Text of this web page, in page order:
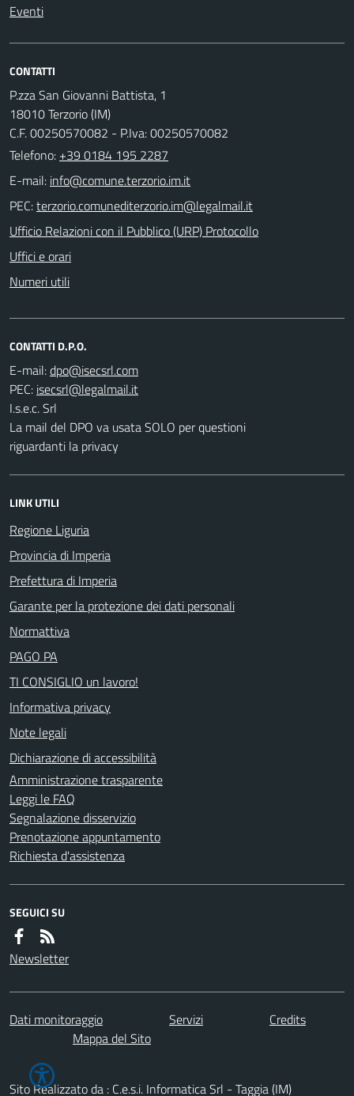
Eventi
CONTATTI
P.zza San Giovanni Battista, 1
18010 Terzorio (IM)
C.F. 00250570082 - P.Iva: 00250570082
Telefono: +39 0184 195 2287
E-mail:
PEC:
Ufficio Relazioni con il Pubblico (URP) Protocollo
Uffici e orari
Numeri utili
CONTATTI D.P.O.
E-mail:
PEC:
I.s.e.c. Srl
La mail del DPO va usata SOLO per questioni
riguardanti la privacy
LINK UTILI
Regione Liguria
Provincia di Imperia
Prefettura di Imperia
Garante per la protezione dei dati personali
Normattiva
PAGO PA
TI CONSIGLIO un lavoro!
Informativa privacy
Note legali
Dichiarazione di accessibilità
Amministrazione trasparente
Leggi le FAQ
Segnalazione disservizio
Prenotazione appuntamento
Richiesta d'assistenza
SEGUICI SU
Newsletter
Dati monitoraggio Servizi
Credits
Mappa del Sito
Sito Realizzato da : C.e.s.i. Informatica Srl - Taggia (IM)